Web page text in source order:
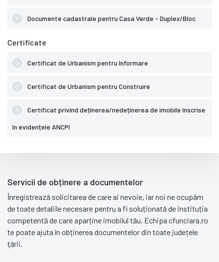
Documente cadastrale pentru Casa Verde - Duplex/Bloc
Certificate
Certificat de Urbanism pentru Informare
Certificat de Urbanism pentru Construire
Certificat privind deținerea/nedeținerea de imobile înscrise
în evidențele ANCPI
Servicii de obținere a documentelor
Înregistrează solicitarea de care ai nevoie, iar noi ne ocupăm
de toate detaliile necesare pentru a fi soluționată de instituția
competentă de care aparține imobilul tău. Echipa cfunciara.ro
te poate ajuta în obținerea documentelor din toate județele
țării.